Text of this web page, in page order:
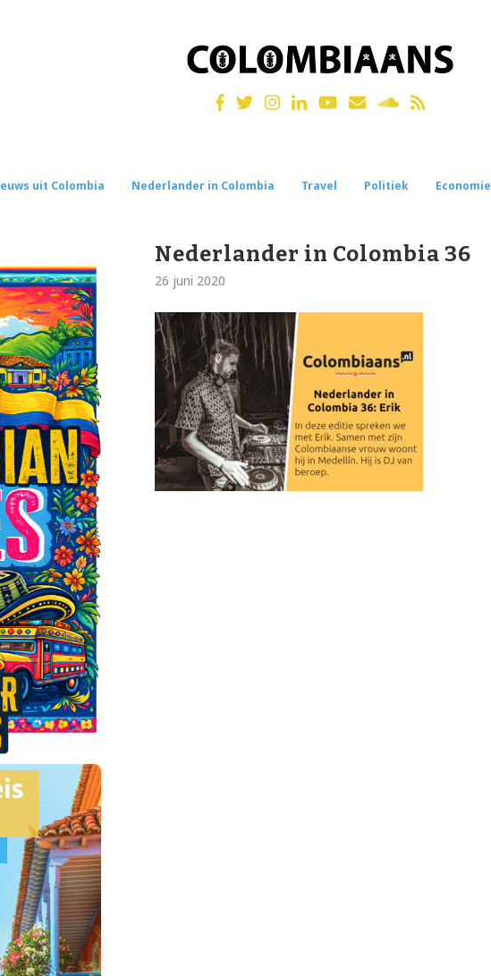
uit Colombia Nederlander in Colombia Travel Politiek Economie
Nederlander in Colombia 36
26 juni 2020